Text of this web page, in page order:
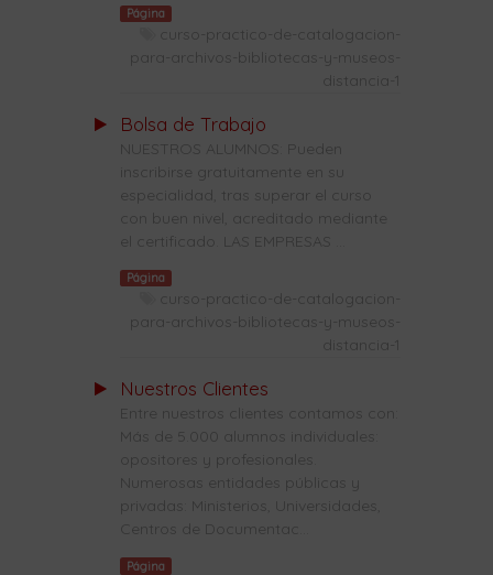
Página
curso-practico-de-catalogacion-
para-archivos-bibliotecas-y-museos-
distancia-1
Bolsa de Trabajo
NUESTROS ALUMNOS: Pueden
inscribirse gratuitamente en su
especialidad, tras superar el curso
con buen nivel, acreditado mediante
el certificado. LAS EMPRESAS ...
Página
curso-practico-de-catalogacion-
para-archivos-bibliotecas-y-museos-
distancia-1
Nuestros Clientes
Entre nuestros clientes contamos con:
Más de 5.000 alumnos individuales:
opositores y profesionales.
Numerosas entidades públicas y
privadas: Ministerios, Universidades,
Centros de Documentac...
Página